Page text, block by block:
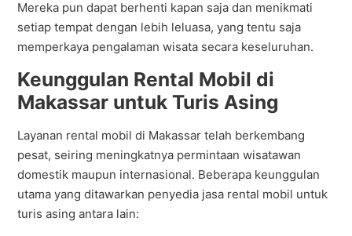
Mereka pun dapat berhenti kapan saja dan menikmati
setiap tempat dengan lebih leluasa, yang tentu saja
memperkaya pengalaman wisata secara keseluruhan.
Keunggulan Rental Mobil di
Makassar untuk Turis Asing
Layanan rental mobil di Makassar telah berkembang
pesat, seiring meningkatnya permintaan wisatawan
domestik maupun internasional. Beberapa keunggulan
utama yang ditawarkan penyedia jasa rental mobil untuk
turis asing antara lain: